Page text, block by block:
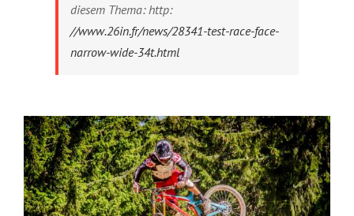
diesem Thema: http:
//www.26in.fr/news/28341-test-race-face-
narrow-wide-34t.html